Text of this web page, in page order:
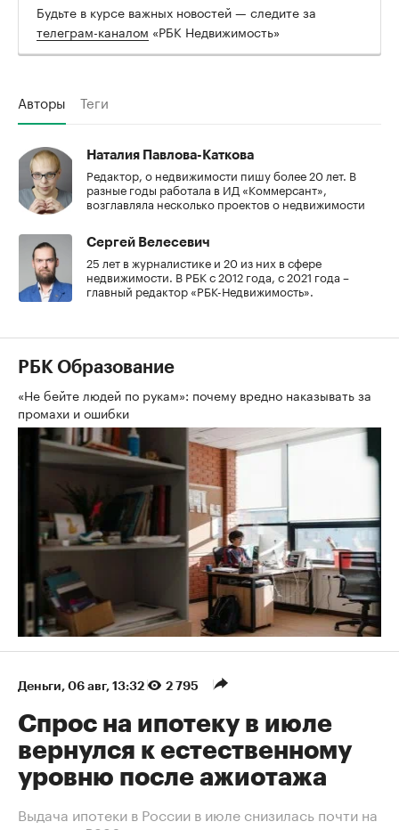
Будьте в курсе важных новостей — следите за
телеграм-каналом «РБК Недвижимость»
Авторы Теги
Наталия Павлова-Каткова
Редактор, о недвижимости пишу более 20 лет. В
разные годы работала в ИД «Коммерсант»,
возглавляла несколько проектов о недвижимости
Сергей Велесевич
25 лет в журналистике и 20 из них в сфере
недвижимости. В РБК с 2012 года, с 2021 года –
главный редактор «РБК-Недвижимость».
РБК Образование
«Не бейте людей по рукам»: почему вредно наказывать за
промахи и ошибки
Деньги⁠, 06 авг, 13:32 2 795
Спрос на ипотеку в июле
вернулся к естественному
уровню после ажиотажа
Выдача ипотеки в России в июле снизилась почти на